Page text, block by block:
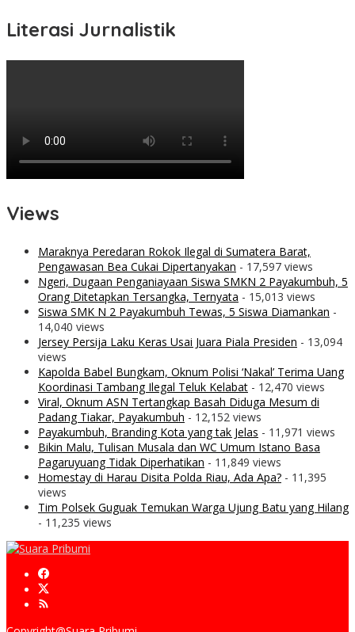
Literasi Jurnalistik
Views
Maraknya Peredaran Rokok Ilegal di Sumatera Barat,
Pengawasan Bea Cukai Dipertanyakan - 17,597 views
Ngeri, Dugaan Penganiayaan Siswa SMKN 2 Payakumbuh, 5
Orang Ditetapkan Tersangka, Ternyata - 15,013 views
Siswa SMK N 2 Payakumbuh Tewas, 5 Siswa Diamankan -
14,040 views
Jersey Persija Laku Keras Usai Juara Piala Presiden - 13,094
views
Kapolda Babel Bungkam, Oknum Polisi ‘Nakal’ Terima Uang
Koordinasi Tambang Ilegal Teluk Kelabat - 12,470 views
Viral, Oknum ASN Tertangkap Basah Diduga Mesum di
Padang Tiakar, Payakumbuh - 12,152 views
Payakumbuh, Branding Kota yang tak Jelas - 11,971 views
Bikin Malu, Tulisan Musala dan WC Umum Istano Basa
Pagaruyuang Tidak Diperhatikan - 11,849 views
Homestay di Harau Disita Polda Riau, Ada Apa? - 11,395
views
Tim Polsek Guguak Temukan Warga Ujung Batu yang Hilang
- 11,235 views